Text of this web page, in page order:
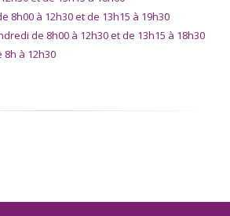
8h00 à 12h30 et de 13h15 à 19h30
de 8h00 à 12h30 et de 13h15 à 18h30
8h à 12h30